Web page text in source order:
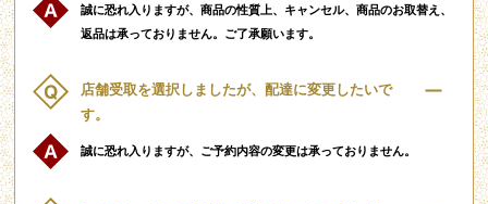
誠に恐れ入りますが、商品の性質上、キャンセル、商品のお取替え、
返品は承っておりません。ご了承願います。
店舗受取を選択しましたが、配達に変更したいで
す。
誠に恐れ入りますが、ご予約内容の変更は承っておりません。